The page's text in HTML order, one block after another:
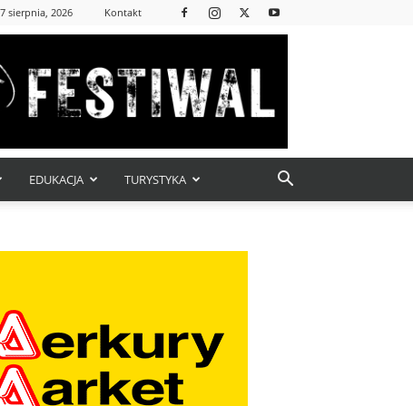
sierpnia, 2026 Kontakt
EDUKACJA TURYSTYKA